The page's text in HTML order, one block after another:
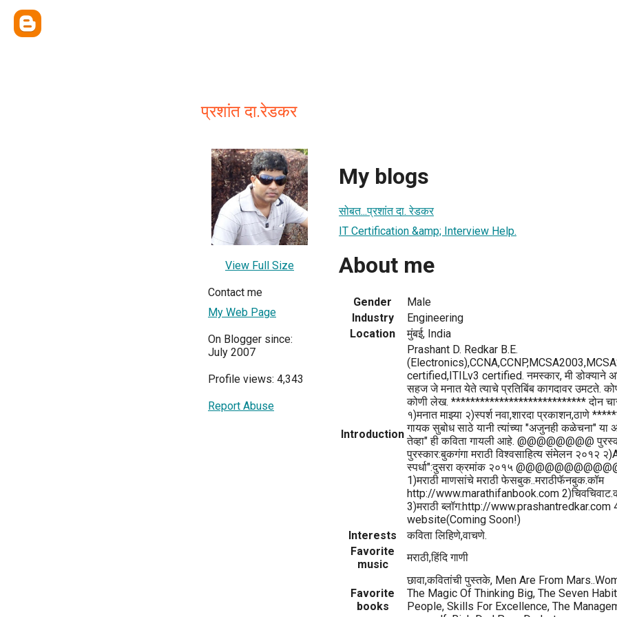
प्रशांत दा.रेडकर
View Full Size
Contact me
My Web Page
On Blogger since:
July 2007
Profile views: 4,343
Report Abuse
My blogs
सोबत...प्रशांत दा. रेडकर
IT Certification &amp; Interview Help.
About me
Gender
Male
Industry
Engineering
Location
मुंबई, India
Introduction
Prashant D. Redkar B.E.
certified,ITILv3 certified. नमस्कार, मी डोक्याने
सहज जे मनात येते त्याचे प्रतिबिंब कागदावर उमटते.
कोणी लेख. **************************** दोन
१)मनात माझ्या २)स्पर्श नवा,शारदा प्रकाशन,ठाणे
गायक सुबोध साठे यानी त्यांच्या "अजुनही कळेचना" या
तेव्हा" ही कविता गायली आहे. @@@@@@@@
पुरस्कार:बुकगंगा मराठी विश्वसाहित्य संमेलन २०१२
स्पर्धा":दुसरा क्रमांक २०१५
1)मराठी माणसांचे मराठी फेसबुक..मराठीफॅनबुक.कॉम
http://www.marathifanbook.com
3)मराठी ब्लॉग:http://
website(Coming Soon!)
Interests
कविता लिहिणे,वाचणे.
Favorite
music
मराठी,हिंदि गाणी
Favorite
books
छावा,कवितांची पुस्तके, Men Are From
The Magic Of Thinking Big, The Seven
People, Skills For Excellence, The